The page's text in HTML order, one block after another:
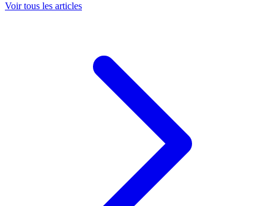
Voir tous les articles